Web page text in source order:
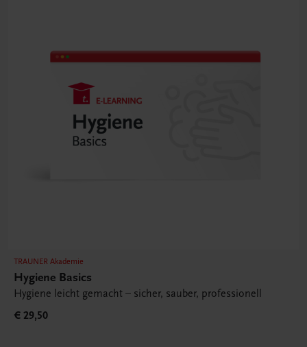
TRAUNER Akademie
Hygiene Basics
Hygiene leicht gemacht – sicher, sauber, professionell
€ 29,50